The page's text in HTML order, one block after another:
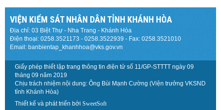
VIỆN KIỂM SÁT NHÂN DÂN TỈNH KHÁNH HÒA
Địa chỉ: 03 Biệt Thự - Nha Trang - Khánh Hòa
Điện thoại: 0258.3521173 - 0258.3522939 - Fax: 0258.3521010
Email: banbientap_khanhhoa@vks.gov.vn
Giấy phép thiết lập trang thông tin điện tử số 11/GP-STTTT ngày 09
tháng 09 năm 2019
Chịu trách nhiệm nội dung: Ông Bùi Mạnh Cường (Viện trưởng VKSND
tỉnh Khánh Hòa)
Thiết kế và phát triển bởi SweetSoft